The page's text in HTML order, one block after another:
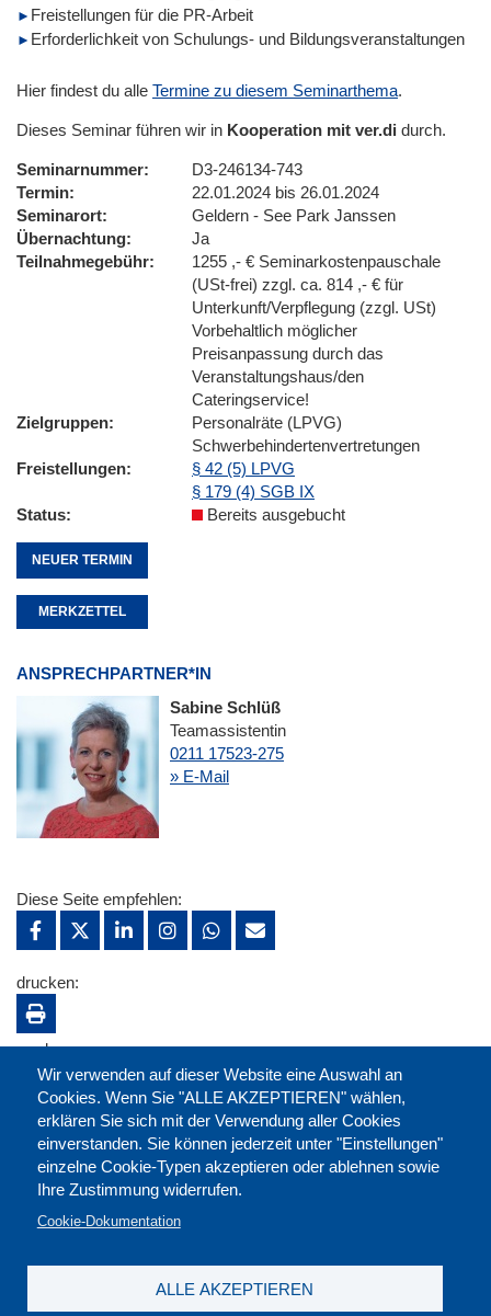
Freistellungen für die PR-Arbeit
Erforderlichkeit von Schulungs- und Bildungsveranstaltungen
Hier findest du alle Termine zu diesem Seminarthema.
Dieses Seminar führen wir in Kooperation mit ver.di durch.
Seminarnummer
D3-246134-743
Termin
22.01.2024 bis 26.01.2024
Seminarort
Geldern - See Park Janssen
Übernachtung
Ja
Teilnahmegebühr
1255 ,- € Seminarkostenpauschale
(USt-frei) zzgl. ca. 814 ,- € für
Unterkunft/Verpflegung (zzgl. USt)
Vorbehaltlich möglicher
Preisanpassung durch das
Veranstaltungshaus/den
Cateringservice!
Zielgruppen
Personalräte (LPVG)
Schwerbehindertenvertretungen
Freistellungen
§ 42 (5) LPVG
§ 179 (4) SGB IX
Status
Bereits ausgebucht
NEUER TERMIN
MERKZETTEL
ANSPRECHPARTNER*IN
Sabine Schlüß
Teamassistentin
0211 17523-275
» E-Mail
Wir verwenden auf dieser Website eine Auswahl an
Cookies. Wenn Sie "ALLE AKZEPTIEREN" wählen,
erklären Sie sich mit der Verwendung aller Cookies
einverstanden. Sie können jederzeit unter "Einstellungen"
einzelne Cookie-Typen akzeptieren oder ablehnen sowie
Ihre Zustimmung widerrufen.
Cookie-Dokumentation
ALLE AKZEPTIEREN
Diese Seite empfehlen:
drucken:
merken: